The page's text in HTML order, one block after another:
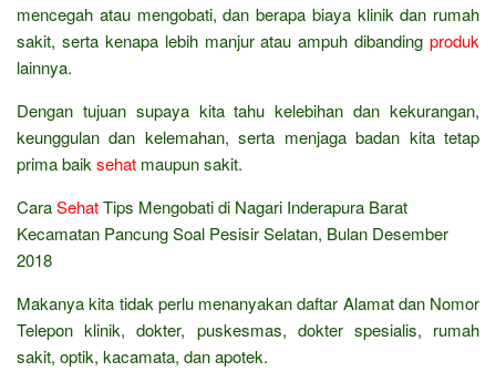
mencegah atau mengobati, dan berapa biaya klinik dan rumah
sakit, serta kenapa lebih manjur atau ampuh dibanding produk
lainnya.
Dengan tujuan supaya kita tahu kelebihan dan kekurangan,
keunggulan dan kelemahan, serta menjaga badan kita tetap
prima baik sehat maupun sakit.
CaraSehatTips Mengobati di Nagari Inderapura Barat
Kecamatan Pancung Soal Pesisir Selatan, Bulan Desember
2018
Makanya kita tidak perlu menanyakan daftar Alamat dan Nomor
Telepon klinik, dokter, puskesmas, dokter spesialis, rumah
sakit, optik, kacamata, dan apotek.